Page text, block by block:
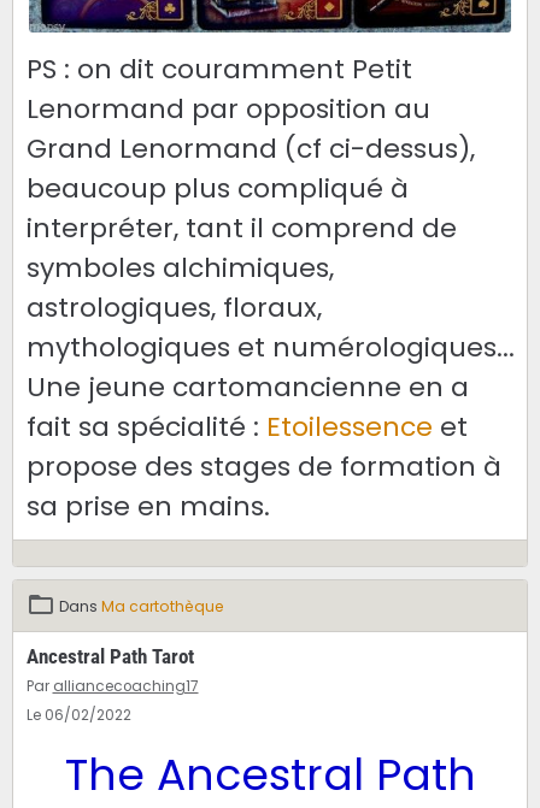
PS : on dit couramment Petit
Lenormand par opposition au
Grand Lenormand (cf ci-dessus),
beaucoup plus compliqué à
interpréter, tant il comprend de
symboles alchimiques,
astrologiques, floraux,
mythologiques et numérologiques...
Une jeune cartomancienne en a
fait sa spécialité : Etoilessence et
propose des stages de formation à
sa prise en mains.
Dans Ma cartothèque
Ancestral Path Tarot
Par alliancecoaching17
Le 06/02/2022
The Ancestral Path